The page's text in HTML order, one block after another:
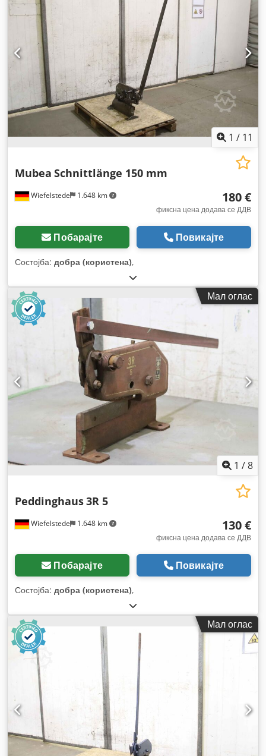
1 / 11
Wiefelstede 1.648 km
Mubea Schnittlänge 150 mm
180 €
фиксна цена додава се ДДВ
Побарајте Повикајте
Состојба: добра (користена),
Мал оглас
1 /8
Wiefelstede 1.648 km
Peddinghaus3R 5
130 €
фиксна цена додава се ДДВ
Побарајте Повикајте
Состојба: добра (користена),
Мал оглас